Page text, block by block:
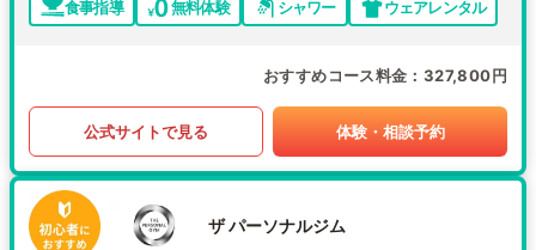
食事指導 無料体験 シャワー ウェアレンタル
おすすめコース料金 327,800円
公式サイトで見る 体験・相談予約
ザ パーソナルジム